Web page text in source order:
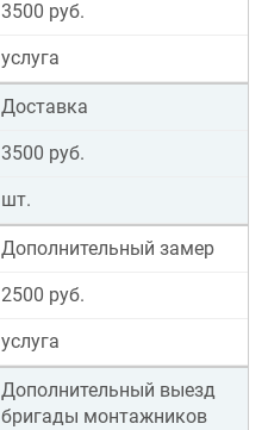
3500 руб.
услуга
Доставка
3500 руб.
шт.
Дополнительный замер
2500 руб.
услуга
Дополнительный выезд
бригады монтажников